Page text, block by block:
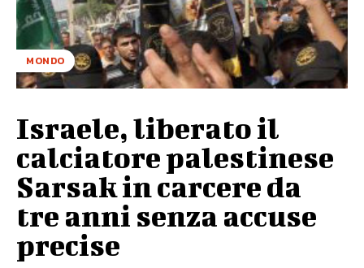
MONDO
Israele, liberato il
calciatore palestinese
Sarsak in carcere da
tre anni senza accuse
precise